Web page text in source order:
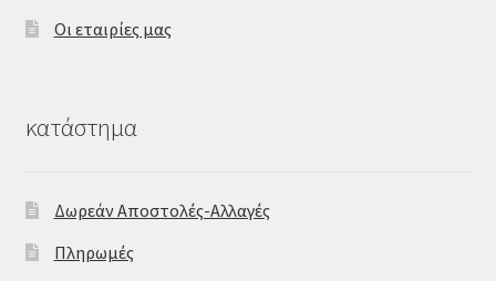
Οι εταιρίες μας
κατάστημα
Δωρεάν Αποστολές-Αλλαγές
Πληρωμές